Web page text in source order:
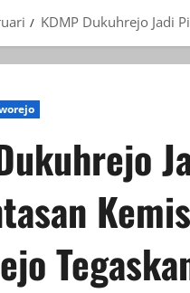
KDMP Dukuhrejo Jadi